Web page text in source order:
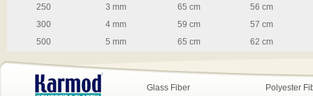
250 3 mm 65 cm
56 cm
300
4 mm 59 cm
57 cm
500
5 mm 65 cm 62 cm
Glass Fiber
Polyester